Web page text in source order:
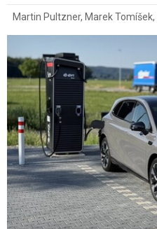
Martin Pultzner, Marek Tomíšek,